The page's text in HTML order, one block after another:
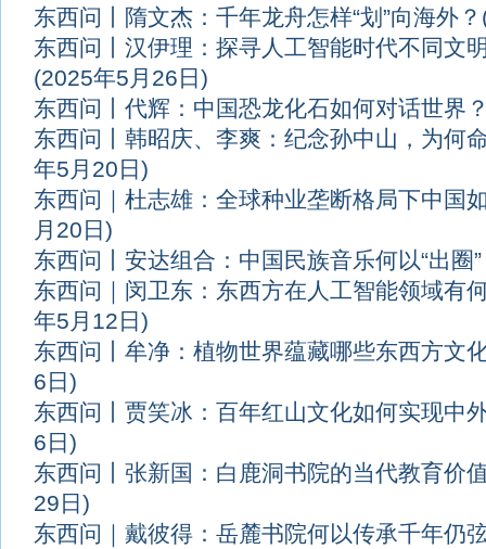
东西问丨隋文杰：千年龙舟怎样“划”向海外？
东西问丨汉伊理：探寻人工智能时代不同文
(2025年5月26日)
东西问丨代辉：中国恐龙化石如何对话世界
东西问丨韩昭庆、李爽：纪念孙中山，为何
年5月20日)
东西问｜杜志雄：全球种业垄断格局下中国
月20日)
东西问丨安达组合：中国民族音乐何以“出圈
东西问｜闵卫东：东西方在人工智能领域有
年5月12日)
东西问丨牟净：植物世界蕴藏哪些东西方文
6日)
东西问丨贾笑冰：百年红山文化如何实现中
6日)
东西问丨张新国：白鹿洞书院的当代教育价
29日)
东西问｜戴彼得：岳麓书院何以传承千年仍